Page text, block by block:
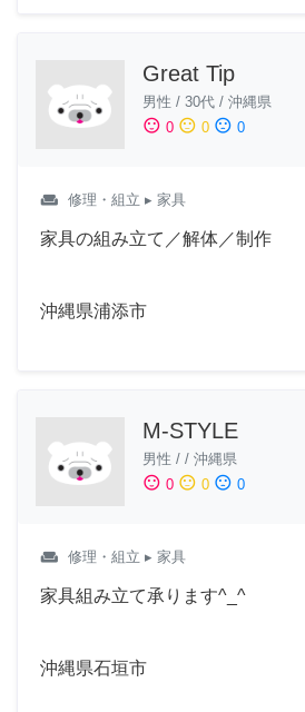
Great Tip
男性 / 30代 / 沖縄県
sentiment_satisfied 0 sentiment_neutral 0 sentiment_dissatisfied 0
weekend 修理・組立 ▸ 家具
家具の組み立て／解体／制作
沖縄県浦添市
M-STYLE
男性 / / 沖縄県
sentiment_satisfied 0 sentiment_neutral 0 sentiment_dissatisfied 0
weekend 修理・組立 ▸ 家具
家具組み立て承ります^_^
沖縄県石垣市